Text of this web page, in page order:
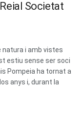
Societat
natura i amb vistes
estiu sense ser soci
Pompeia ha tornat a
anys i, durant la